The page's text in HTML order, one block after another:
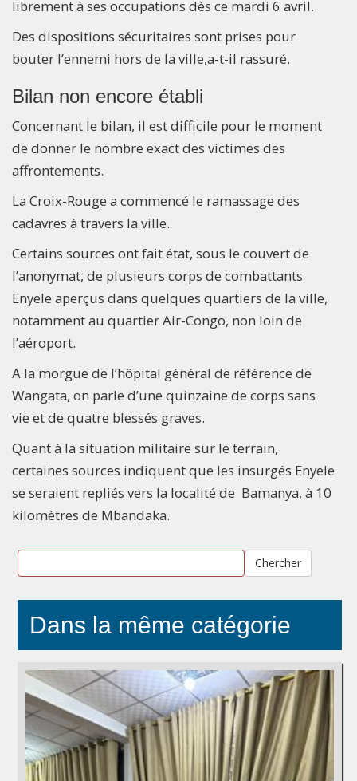
librement à ses occupations dès ce mardi 6 avril.
Des dispositions sécuritaires sont prises pour
bouter l’ennemi hors de la ville,a-t-il rassuré.
Bilan non encore établi
Concernant le bilan, il est difficile pour le moment
de donner le nombre exact des victimes des
affrontements.
La Croix-Rouge a commencé le ramassage des
cadavres à travers la ville.
Certains sources ont fait état, sous le couvert de
l’anonymat, de plusieurs corps de combattants
Enyele aperçus dans quelques quartiers de la ville,
notamment au quartier Air-Congo, non loin de
l’aéroport.
A la morgue de l’hôpital général de référence de
Wangata, on parle d’une quinzaine de corps sans
vie et de quatre blessés graves.
Quant à la situation militaire sur le terrain,
certaines sources indiquent que les insurgés Enyele
se seraient repliés vers la localité de Bamanya, à 10
kilomètres de Mbandaka.
Chercher
Dans la même catégorie